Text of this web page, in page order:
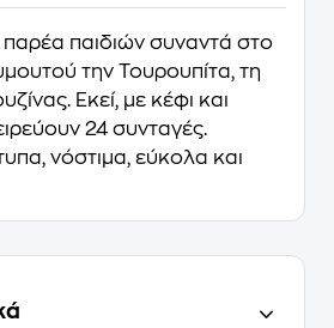
παιδιών συναντά στο
την Τουρουπίτα, τη
Εκεί, με κέφι και
24 συνταγές.
νόστιμα, εύκολα και